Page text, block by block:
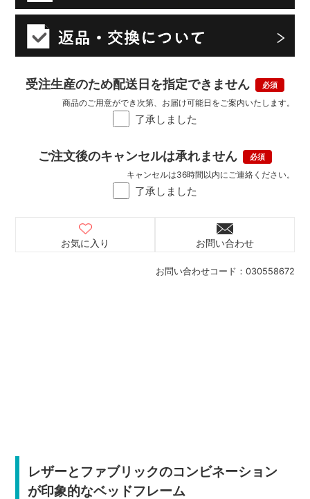
お問い合わせコード： 030558672
受注生産のため配送日を指定できません
了承しました
商品のご用意ができ次第、お届け可能日をご案内いたします。
ご注文後のキャンセルは承れません
了承しました
キャンセルは36時間以内にご連絡ください。
お気に入り お問い合わせ
レザーとファブリックのコンビネーション
が印象的なベッドフレーム